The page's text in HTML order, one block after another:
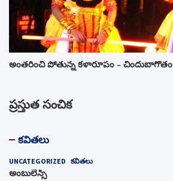
అంతరించి పోతున్న కళారూపం – చిందుబాగోతం
ప్రస్తుత సంచిక
కవితలు
UNCATEGORIZED కవితలు
అంబులెన్స్‌